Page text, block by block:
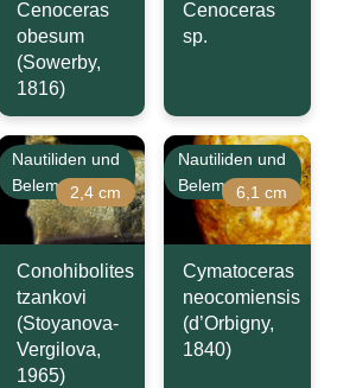
Cenoceras
obesum
(Sowerby,
1816)
Cenoceras
sp.
Nautiliden und
Belemniten2,4 cm
Conohibolites
tzankovi
(Stoyanova-
Vergilova,
1965)
Nautiliden und
Belemniten6,1 cm
Cymatoceras
neocomiensis
(d’Orbigny,
1840)